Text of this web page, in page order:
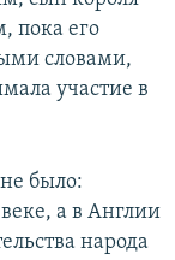
пока его
словами,
участие в
было:
а в Англии
народа